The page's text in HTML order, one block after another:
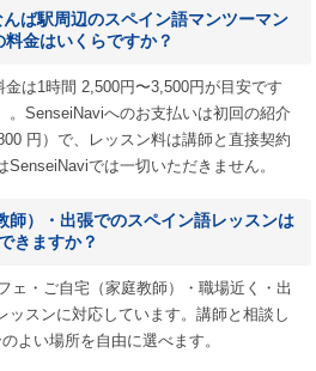
ば駅周辺のスペイン語マンツーマン
料金はいくらですか？
は1時間 2,500円〜3,500円が目安です
。SenseiNaviへのお支払いは初回の紹介
円）で、レッスン料は講師と直接契約
SenseiNaviでは一切いただきません。
師）・出張でのスペイン語レッスンは
きますか？
ェ・ご自宅（家庭教師）・職場近く・出
ッスンに対応しています。講師と相談し
よい場所を自由に選べます。